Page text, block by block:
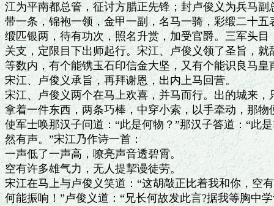
江为平南都总管，征讨方腊正先锋；封卢俊义为兵马
带一条，锦袍一领，金甲一副，名马一骑，彩缎二十
缎匹银两，待有功次，照名升赏，加受官爵。三军头
关支，定限目下出师起行。宋江、卢俊义领了圣旨，就
等数内，有个能镌玉石印信金大坚，又有个能识良马皇
宋江、卢俊义承旨，再拜谢恩，出内上马回营。
宋江、卢俊义两个在马上欢喜，并马而行。出的城来
拿着一件东西，两条巧棒，中穿小索，以手牵动，那
使军士唤那汉子问道：“此是何物？”那汉子答道：“此
然有声。”宋江乃作诗一首：
一声低了一声高，嘹亮声音透碧霄。
空有许多雄气力，无人提挈谩徒劳。
宋江在马上与卢俊义笑道：“这胡敲正比着我和你，空
何能振响！”卢俊义道：“兄长何故发此言?据我等胸中